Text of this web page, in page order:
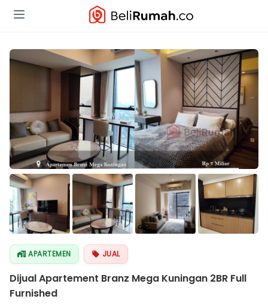
APARTEMEN JUAL
Dijual Apartement Branz Mega Kuningan 2BR Full
Furnished